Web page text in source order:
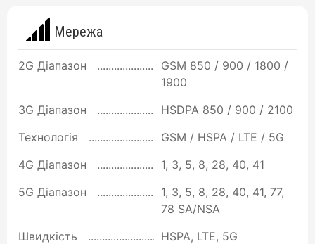
Мережа
2G Діапазон
GSM 850 / 900 / 1800 /
1900
3G Діапазон
HSDPA 850 / 900 / 2100
Технологія
GSM / HSPA / LTE / 5G
4G Діапазон
1, 3, 5, 8, 28, 40, 41
5G Діапазон
1, 3, 5, 8, 28, 40, 41, 77,
78 SA/NSA
Швидкість
HSPA, LTE, 5G